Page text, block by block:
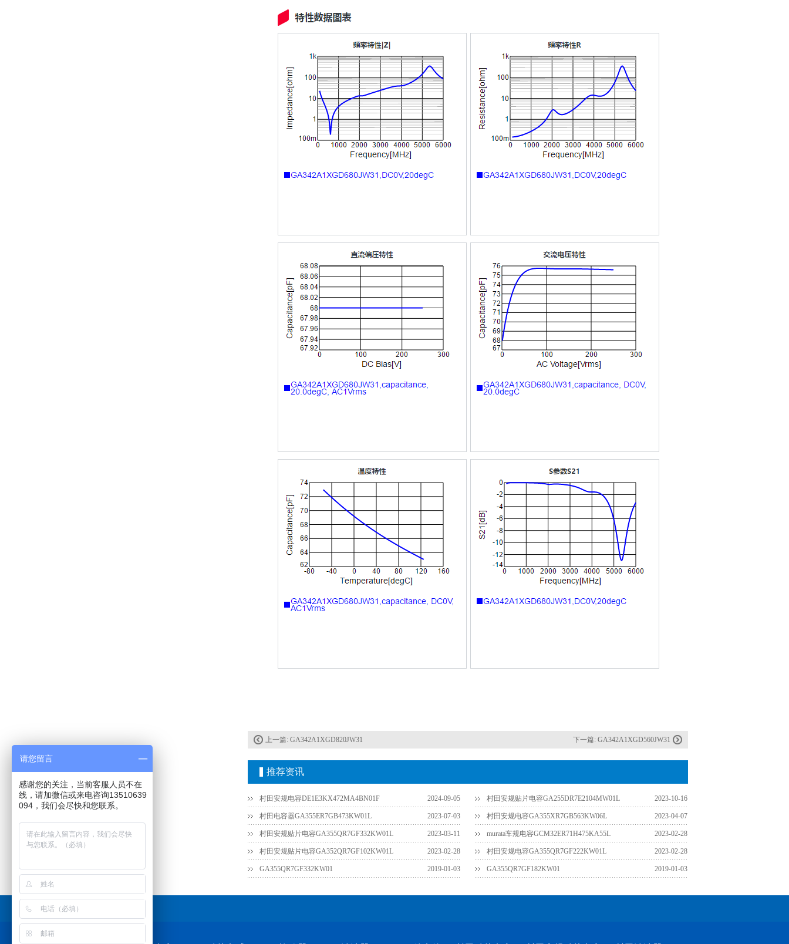
上一篇: GA342A1XGD820JW31 下一篇: GA342A1XGD560JW31
推荐资讯
村田安规电容DE1E3KX472MA4BN01F 2024-09-05 村田安规贴片电容GA255DR7E2104MW01L 2023-10-16
村田电容器GA355ER7GB473KW01L 2023-07-03 村田安规电容GA355XR7GB563KW06L 2023-04-07
村田安规贴片电容GA355QR7GF332KW01L 2023-03-11 murata车规电容GCM32ER71H475KA55L 2023-02-28
村田安规贴片电容GA352QR7GF102KW01L 2023-02-28 村田安规电容GA355QR7GF222KW01L 2023-02-28
GA355QR7GF332KW01 2019-01-03 GA355QR7GF182KW01 2019-01-03
请您留言
感谢您的关注，当前客服人员不在
线，请加微信或来电咨询13510639
094，我们会尽快和您联系。